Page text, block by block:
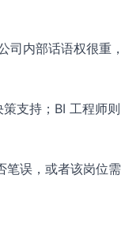
司内部话语权很重，
支持；BI 工程师则
笔误，或者该岗位需